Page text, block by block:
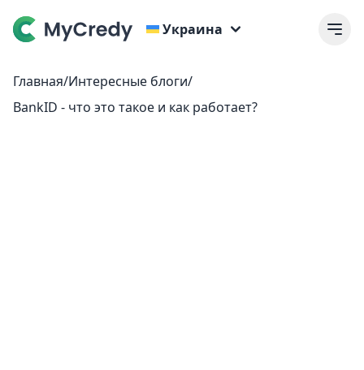
Украина
Главная/Интересные блоги/
BankID - что это такое и как работает?